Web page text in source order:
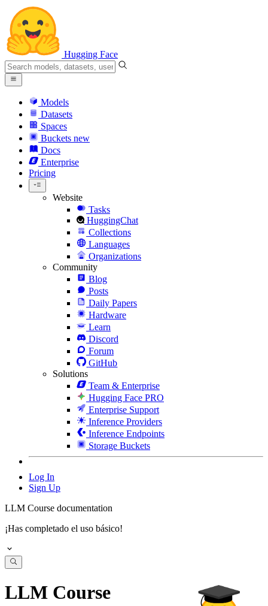
Hugging Face
Models
Datasets
Spaces
Buckets new
Docs
Enterprise
Pricing
Website
Tasks
HuggingChat
Collections
Languages
Organizations
Community
Blog
Posts
Daily Papers
Hardware
Learn
Discord
Forum
GitHub
Solutions
Team & Enterprise
Hugging Face PRO
Enterprise Support
Inference Providers
Inference Endpoints
Storage Buckets
Log In
Sign Up
LLM Course documentation
¡Has completado el uso básico!
LLM Course